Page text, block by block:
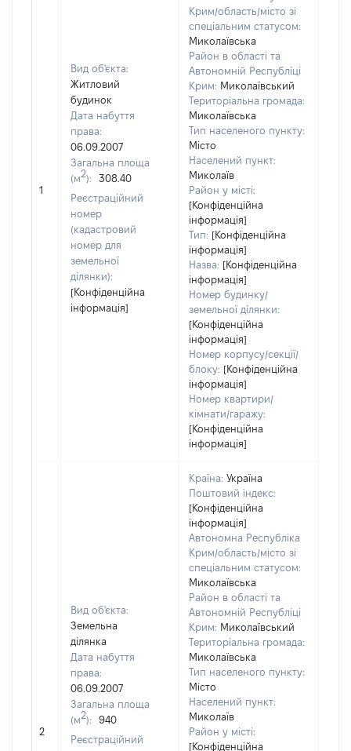
1
Вид об'єкта:
Житловий
будинок
Дата набуття
права:
06.09.2007
Загальна площа
(м2):
308.40
Реєстраційний
номер
(кадастровий
номер для
земельної
ділянки):
[Конфіденційна
інформація]
Крим/область/місто зі
спеціальним статусом:
Миколаївська
Район в області та
Автономній Республіці
Крим: Миколаївський
Територіальна громада:
Миколаївська
Тип населеного пункту:
Місто
Населений пункт:
Миколаїв
Район у місті:
[Конфіденційна
інформація]
Тип: [Конфіденційна
інформація]
Назва: [Конфіденційна
інформація]
Номер будинку/
земельної ділянки:
[Конфіденційна
інформація]
Номер корпусу/секції/
блоку: [Конфіденційна
інформація]
Номер квартири/
кімнати/гаражу:
[Конфіденційна
інформація]
2
Вид об'єкта:
Земельна
ділянка
Дата набуття
права:
06.09.2007
Загальна площа
(м2):
940
Реєстраційний
Країна: Україна
Поштовий індекс:
[Конфіденційна
інформація]
Автономна Республіка
Крим/область/місто зі
спеціальним статусом:
Миколаївська
Район в області та
Автономній Республіці
Крим: Миколаївський
Територіальна громада:
Миколаївська
Тип населеного пункту:
Місто
Населений пункт:
Миколаїв
Район у місті:
[Конфіденційна